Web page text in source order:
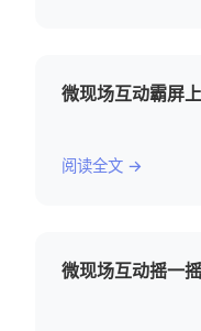
微现场互动霸屏
阅读全文 →
微现场互动摇一摇